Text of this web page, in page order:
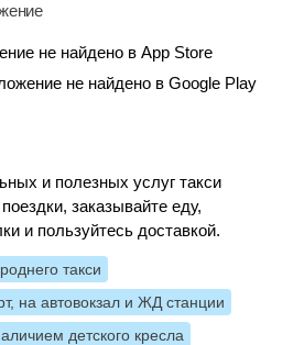
не найдено в App Store
не найдено в Google Play
и полезных услуг такси
заказывайте еду,
и пользуйтесь доставкой.
такси
на автовокзал и ЖД станции
детского кресла